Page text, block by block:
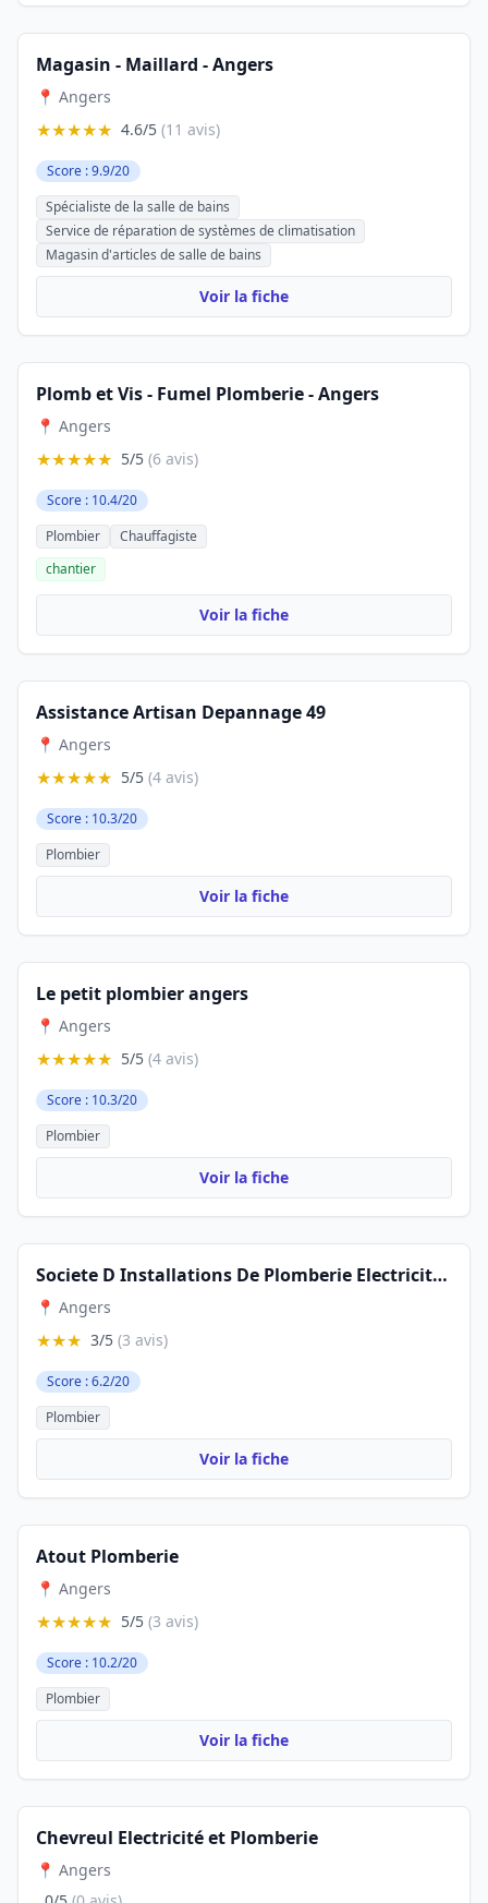
Magasin - Maillard - Angers
📍 Angers
★★★★★ 4.6/5 (11 avis)
Score : 9.9/20
Spécialiste de la salle de bains
Service de réparation de systèmes de climatisation
Magasin d'articles de salle de bains
Voir la fiche
Plomb et Vis - Fumel Plomberie - Angers
📍 Angers
★★★★★ 5/5 (6 avis)
Score : 10.4/20
Plombier
Chauffagiste
chantier
Voir la fiche
Assistance Artisan Depannage 49
📍 Angers
★★★★★ 5/5 (4 avis)
Score : 10.3/20
Plombier
Voir la fiche
Le petit plombier angers
📍 Angers
★★★★★ 5/5 (4 avis)
Score : 10.3/20
Plombier
Voir la fiche
Societe D Installations De Plomberie Electricite Chauffage Tuyauteries
📍 Angers
★★★ 3/5 (3 avis)
Score : 6.2/20
Plombier
Voir la fiche
Atout Plomberie
📍 Angers
★★★★★ 5/5 (3 avis)
Score : 10.2/20
Plombier
Voir la fiche
Chevreul Electricité et Plomberie
📍 Angers